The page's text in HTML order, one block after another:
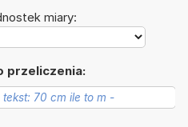
miary:
przeliczenia: